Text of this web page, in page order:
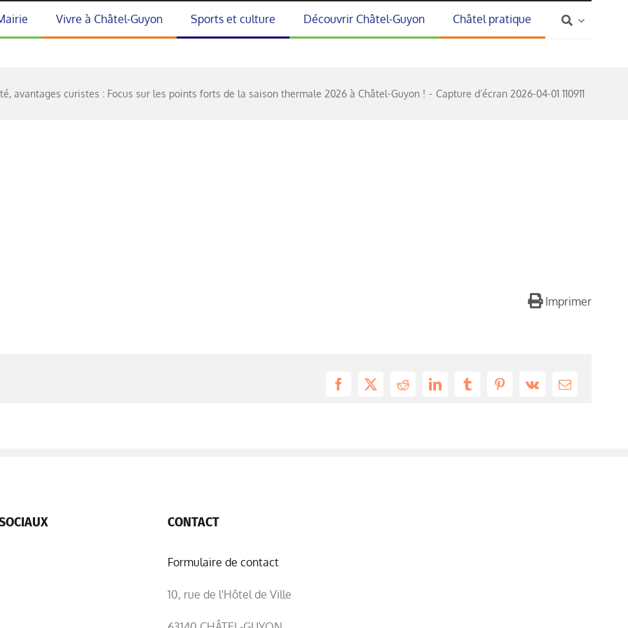
Vivre à Châtel-Guyon Sports et culture Découvrir Châtel-Guyon Châtel pratique
avantages curistes : Focus sur les points forts de la saison thermale 2026 à Châtel-Guyon ! Capture d’écran 2026-04-01 110911
Imprimer
Facebook
X RedditLinkedInTumblrPinterest
Vk Email
CONTACT
Formulaire de contact
10, rue de l'Hôtel de Ville